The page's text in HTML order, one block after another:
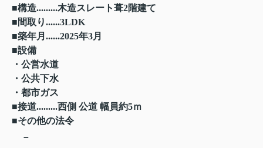
■構造.........木造スレート葺2階建て
■間取り......3LDK
■築年月......2025年3月
■設備
・公営水道
・公共下水
・都市ガス
■接道.........西側 公道 幅員約5ｍ
■その他の法令
－